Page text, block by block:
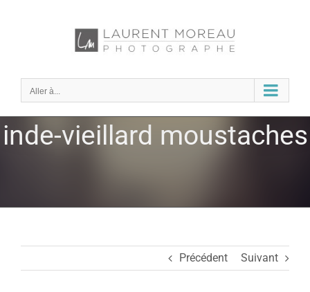
Aller à...
inde-vieillard moustaches
Précédent Suivant